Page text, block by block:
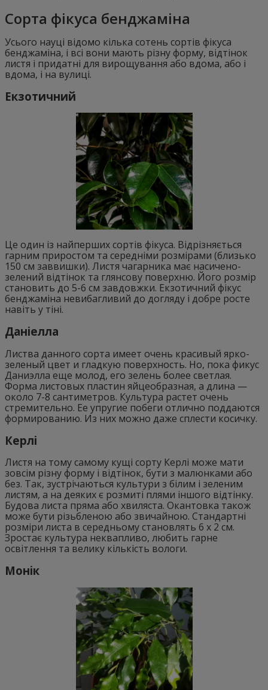
Сорта фікуса бенджаміна
Усього науці відомо кілька сотень сортів фікуса
бенджаміна, і всі вони мають різну форму, відтінок
листя і придатні для вирощування або вдома, або і
вдома, і на вулиці.
Екзотичний
Це один із найперших сортів фікуса. Відрізняється
гарним приростом та середніми розмірами (близько
150 см заввишки). Листя чагарника має насичено-
зелений відтінок та глянсову поверхню. Його розмір
становить до 5-6 см завдовжки. Екзотичний фікус
бенджаміна невибагливий до догляду і добре росте
навіть у тіні.
Даніелла
Листва данного сорта имеет очень красивый ярко-
зеленый цвет и гладкую поверхность. Но, пока фикус
Даниэлла еще молод, его зелень более светлая.
Форма листовых пластин яйцеобразная, а длина —
около 7-8 сантиметров. Культура растет очень
стремительно. Ее упругие побеги отлично поддаются
формированию. Из них можно даже сплести косичку.
Керлі
Листя на тому самому кущі сорту Керлі може мати
зовсім різну форму і відтінок, бути з малюнками або
без. Так, зустрічаються культури з білим і зеленим
листям, а на деяких є розмиті плями іншого відтінку.
Будова листа пряма або хвиляста. Окантовка також
може бути різьбленою або звичайною. Стандартні
розміри листа в середньому становлять 6 х 2 см.
Зростає культура неквапливо, любить гарне
освітлення та велику кількість вологи.
Монік